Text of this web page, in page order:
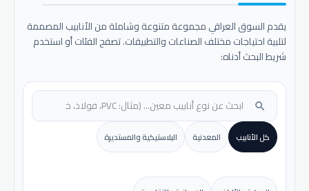
يقدم السوق العراقي مجموعة متنوعة وشاملة من الأنابيب المصممة
لتلبية احتياجات مختلف الصناعات والتطبيقات. تصفح الفئات أو استخدم
شريط البحث أدناه:
search
كل الأنابيب المعدنية البلاستيكية والمستديرة